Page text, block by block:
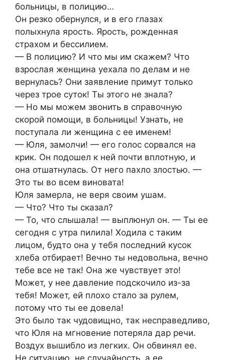
больницы, в полицию…
Он резко обернулся, и в его глазах
полыхнула ярость. Ярость, рожденная
страхом и бессилием.
— В полицию? И что мы им скажем? Что
взрослая женщина уехала по делам и не
вернулась? Они заявление примут только
через трое суток! Ты этого не знала?
— Но мы можем звонить в справочную
скорой помощи, в больницы! Узнать, не
поступала ли женщина с ее именем!
— Юля, замолчи! — его голос сорвался на
крик. Он подошел к ней почти вплотную, и
она отшатнулась. От него пахло злостью. —
Это ты во всем виновата!
Юля замерла, не веря своим ушам.
— Что? Что ты сказал?
— То, что слышала! — выплюнул он. — Ты ее
сегодня с утра пилила! Ходила с таким
лицом, будто она у тебя последний кусок
хлеба отбирает! Вечно ты недовольна, вечно
тебе все не так! Она же чувствует это!
Может, у нее давление подскочило из-за
тебя! Может, ей плохо стало за рулем,
потому что ты ее довела!
Это было так чудовищно, так несправедливо,
что Юля на мгновение потеряла дар речи.
Воздух вышибло из легких. Он обвинял ее.